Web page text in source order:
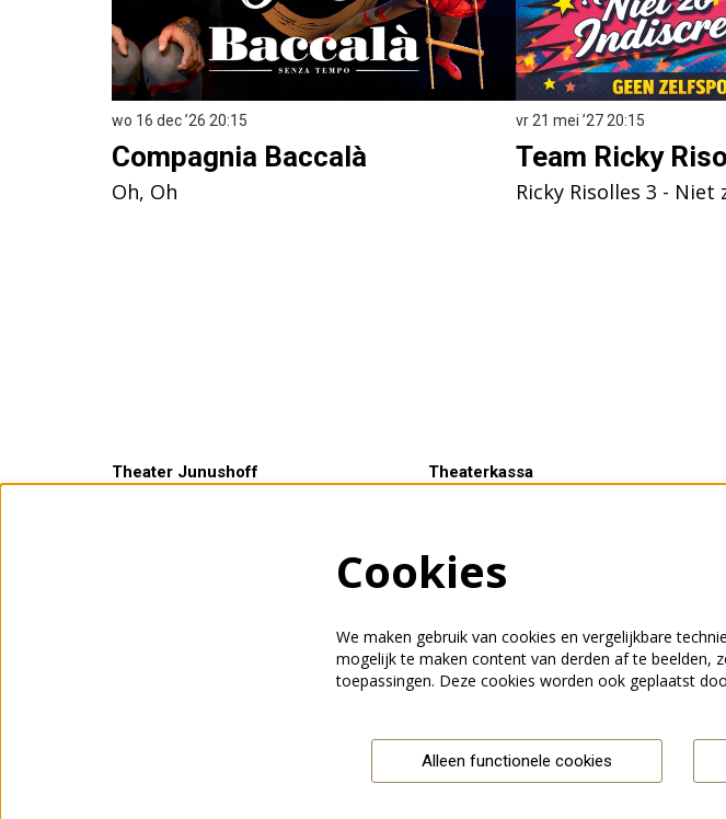
Compagnia Baccalà
Oh, Oh
wo 16 dec ’26 20:15
Team Ricky
Ricky Risolles 3 -
vr 21 mei ’27 20:15
Theater Junushoff Theaterkassa
een uur voor aanvang van een
voorstelling
Cookies
We maken gebruik van cookies en vergelijkbare
mogelijk te maken content van derden af te beelden,
toepassingen. Deze cookies worden ook geplaatst
Alleen functionele cookies